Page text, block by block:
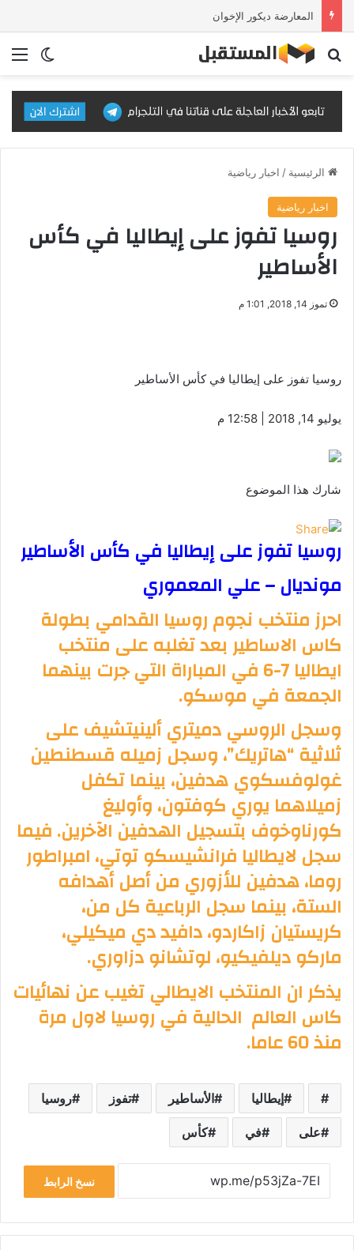
المعارضة ديكور الإخوان
الوضع بحث عن
الرئيسية / اخبار رياضية
اخبار رياضية
روسيا تفوز على إيطاليا في كأس
الأساطير
تموز 14, 2018, 1:01 م
روسيا تفوز على إيطاليا في كأس الأساطير
يوليو 14, 2018 | 12:58 م
شارك هذا الموضوع
روسيا تفوز على إيطاليا في كأس الأساطير
مونديال – علي المعموري
احرز منتخب نجوم روسيا القدامي بطولة
كاس الاساطير بعد تغلبه على منتخب
ايطاليا 7-6 في المباراة التي جرت بينهما
الجمعة في موسكو.
وسجل الروسي دميتري ألينيتشيف على
ثلاثية “هاتريك”، وسجل زميله قسطنطين
غولوفسكوي هدفين، بينما تكفل
زميلاهما يوري كوفتون، وأوليغ
كورناوخوف بتسجيل الهدفين الآخرين. فيما
سجل لايطاليا فرانشيسكو توتي، امبراطور
روما، هدفين للأزوري من أصل أهدافه
الستة، بينما سجل الرباعية كل من،
كريستيان زاكاردو، دافيد دي ميكيلي،
ماركو ديلفيكيو، لوتشانو دزاوري.
يذكر ان المنتخب الايطالي تغيب عن نهائيات
كاس العالم الحالية في روسيا لاول مرة
منذ 60 عاما.
إيطاليا الأساطير تفوز روسيا
على في كأس
نسخ الرابط